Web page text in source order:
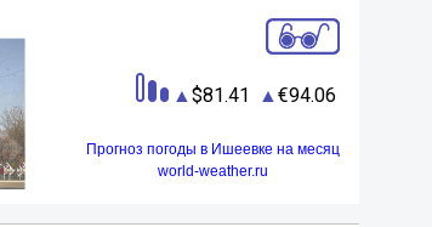
81.41 94.06
Прогноз погоды в Ишеевке на месяц
world-weather.ru